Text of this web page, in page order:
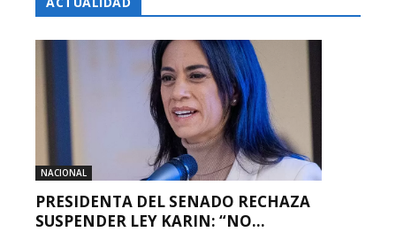
NACIONAL
PRESIDENTA DEL SENADO RECHAZA
SUSPENDER LEY KARIN: “NO...